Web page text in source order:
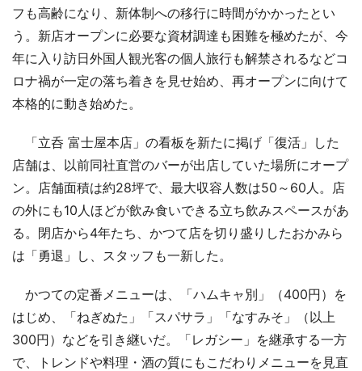
フも高齢になり、新体制への移行に時間がかかったとい
う。新店オープンに必要な資材調達も困難を極めたが、今
年に入り訪日外国人観光客の個人旅行も解禁されるなどコ
ロナ禍が一定の落ち着きを見せ始め、再オープンに向けて
本格的に動き始めた。
「立呑 富士屋本店」の看板を新たに掲げ「復活」した
店舗は、以前同社直営のバーが出店していた場所にオープ
ン。店舗面積は約28坪で、最大収容人数は50～60人。店
の外にも10人ほどが飲み食いできる立ち飲みスペースがあ
る。閉店から4年たち、かつて店を切り盛りしたおかみら
は「勇退」し、スタッフも一新した。
かつての定番メニューは、「ハムキャ別」（400円）を
はじめ、「ねぎぬた」「スパサラ」「なすみそ」（以上
300円）などを引き継いだ。「レガシー」を継承する一方
で、トレンドや料理・酒の質にもこだわりメニューを見直